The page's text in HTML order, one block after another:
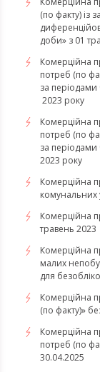
(по факту) із
доби» з 01
Комерційна
потреб (по
за періодами
2023 року
Комерційна
потреб (по
за
2023 року
​​​​​​​Комерційна
комунальних
Комерційна
травень 2023
Комерційна
малих
для
Комерційна
(по факту)»
Комерційна
потреб (по
30.04.2025